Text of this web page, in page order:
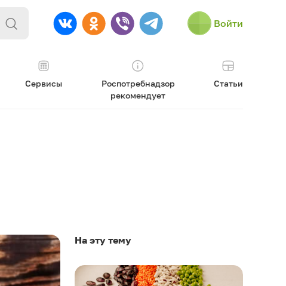
Войти
Сервисы
Роспотребнадзор
рекомендует
Статьи
На эту тему